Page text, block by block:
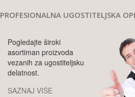
PROFESIONALNA UGOSTITELJSKA
Pogledajte široki
asortiman proizvoda
vezanih za ugostiteljsku
delatnost.
SAZNAJ VIŠE